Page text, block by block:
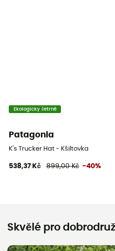
Ekologicky šetrné
Patagonia
K's Trucker Hat - Kšiltovka
538,37 Kč 899,00 Kč -40%
Skvělé pro